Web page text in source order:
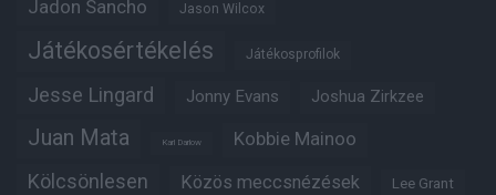
Jadon Sancho Jason Wilcox
Játékosértékelés Játékosprofilok
Jesse Lingard Jonny Evans Joshua Zirkzee
Juan Mata Karl Darlow Kobbie Mainoo
Kölcsönlesen Közös meccsnézések Lee Grant